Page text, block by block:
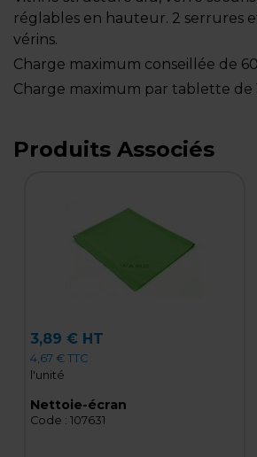
réglables en hauteur. 2 serrures
vérins.
Charge maximum conseillée de
Charge maximum par tablette de
Produits Associés
3,89 € HT
4,67 € TTC
l'unité
Nettoie-écran
Code : 107631